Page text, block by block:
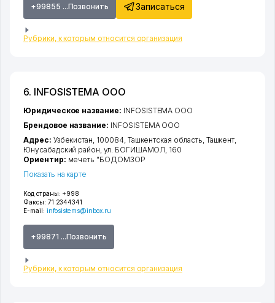
+99855 ...Позвонить Записаться
Рубрики, к которым относится организация
6. INFOSISTEMA ООО
Код страны: +998
Факсы: 71 2344341
E-mail: infosistems@inbox.ru
+99871 ...Позвонить
Рубрики, к которым относится организация
Юридическое название: INFOSISTEMA ООО
Брендовое название: INFOSISTEMA ООО
Адрес: Узбекистан, 100084, Ташкентская область, Ташкент,
Юнусабадский район,ул. БОГИШАМОЛ, 160
Ориентир: мечеть "БОДОМЗОР
Показать на карте